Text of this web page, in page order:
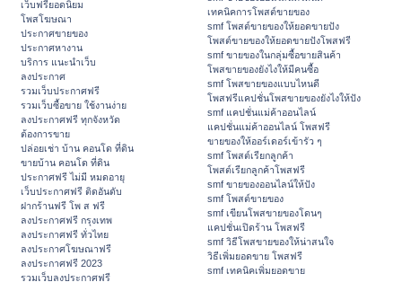
เว็บฟรียอดนิยม
โพสโฆษณา
ประกาศขายของ
ประกาศหางาน
บริการ แนะนำเว็บ
ลงประกาศ
รวมเว็บประกาศฟรี
รวมเว็บซื้อขาย ใช้งานง่าย
ลงประกาศฟรี ทุกจังหวัด
ต้องการขาย
ปล่อยเช่า บ้าน คอนโด ที่ดิน
ขายบ้าน คอนโด ที่ดิน
ประกาศฟรี ไม่มี หมดอายุ
เว็บประกาศฟรี ติดอันดับ
ฝากร้านฟรี โพ ส ฟรี
ลงประกาศฟรี กรุงเทพ
ลงประกาศฟรี ทั่วไทย
ลงประกาศโฆษณาฟรี
ลงประกาศฟรี 2023
รวมเว็บลงประกาศฟรี
เทคนิคการโพสต์ขายของ
smf โพสต์ขายของให้ยอดขายปัง
โพสต์ขายของให้ยอดขายปังโพสฟรี
smf ขายของในกลุ่มซื้อขายสินค้า
โพสขายของยังไงให้มีคนซื้อ
smf โพสขายของแบบไหนดี
โพสฟรีแคปชั่นโพสขายของยังไงให้ปัง
smf แคปชั่นแม่ค้าออนไลน์
แคปชั่นแม่ค้าออนไลน์ โพสฟรี
ขายของให้ออร์เดอร์เข้ารัว ๆ
smf โพสต์เรียกลูกค้า
โพสต์เรียกลูกค้าโพสฟรี
smf ขายของออนไลน์ให้ปัง
smf โพสต์ขายของ
smf เขียนโพสขายของโดนๆ
แคปชั่นเปิดร้าน โพสฟรี
smf วิธีโพสขายของให้น่าสนใจ
วิธีเพิ่มยอดขาย โพสฟรี
smf เทคนิคเพิ่มยอดขาย